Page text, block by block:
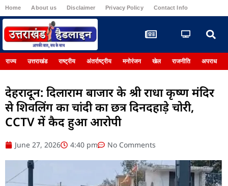
Home About us Disclaimer Privacy Policy Contact Info
राज्य उत्तराखंड राष्ट्रीय अंतर्राष्ट्रीय मनोरंजन खेल राजनीति अपराध
देहरादून: दिलाराम बाजार के श्री राधा कृष्ण मंदिर
से शिवलिंग का चांदी का छत्र दिनदहाड़े चोरी,
CCTV में कैद हुआ आरोपी
June 27, 2026 4:40 pm No Comments